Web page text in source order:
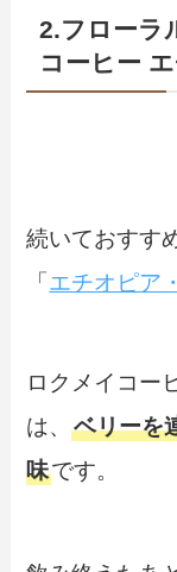
2.フローラ
コーヒー
続いておすす
「 エチオピア
ロクメイコー
は、ベリーを
味です。